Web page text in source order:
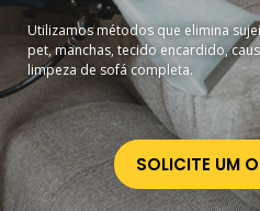
Utilizamos métodos que elimina
pet, manchas, tecido encardido,
limpeza de sofá completa.
SOLICITE UM